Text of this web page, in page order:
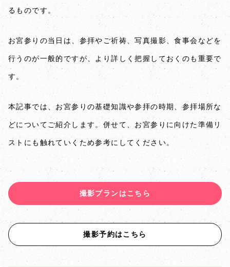
るものです。
お宮参りの当日は、参拝やご祈祷、写真撮影、食事会などを
行うのが一般的ですが、より詳しく把握しておくのも重要で
す。
本記事では、お宮参りの基礎知識や参拝の時期、参拝場所な
どについてご紹介します。併せて、お宮参りに向けた準備リ
ストにも触れていくため参考にしてください。
撮影プランはこちら
撮影予約はこちら